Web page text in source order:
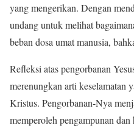
yang mengerikan. Dengan
undang untuk melihat
beban dosa umat manusia,
Refleksi atas pengorbanan
merenungkan arti keselamatan
Kristus. Pengorbanan-Nya
memperoleh pengampunan